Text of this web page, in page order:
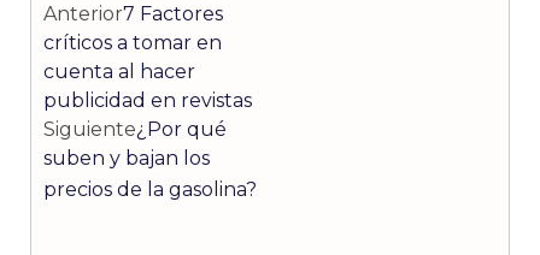
Anterior7 Factores
críticos a tomar en
cuenta al hacer
publicidad en revistas
Siguiente¿Por qué
suben y bajan los
precios de la gasolina?